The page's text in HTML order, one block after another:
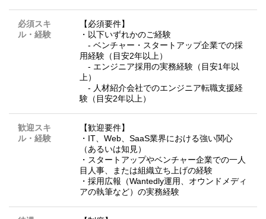
必須スキ
ル・経験
【必須要件】
・以下いずれかのご経験
- ベンチャー・スタートアップ企業での採
用経験（目安2年以上）
- エンジニア採用の実務経験（目安1年以
上）
- 人材紹介会社でのエンジニア転職支援経
験（目安2年以上）
歓迎スキ
ル・経験
【歓迎要件】
・IT、Web、SaaS業界における強い関心
（あるいは知見）
・スタートアップやベンチャー企業での一人
目人事、または組織立ち上げの経験
・採用広報（Wantedly運用、オウンドメディ
アの執筆など）の実務経験